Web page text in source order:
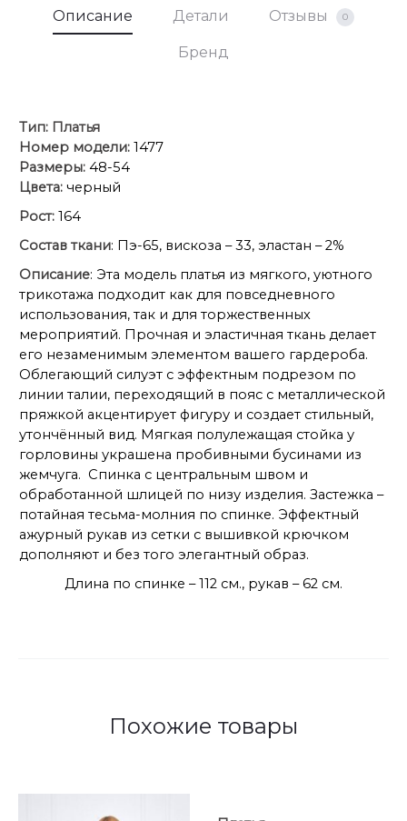
Описание Детали Отзывы 0
Бренд
Тип: Платья
Номер модели: 1477
Размеры: 48-54
Цвета: черный
Рост: 164
Состав ткани: Пэ-65, вискоза – 33, эластан – 2%
Описание: Эта модель платья из мягкого, уютного
трикотажа подходит как для повседневного
использования, так и для торжественных
мероприятий. Прочная и эластичная ткань делает
его незаменимым элементом вашего гардероба.
Облегающий силуэт с эффектным подрезом по
линии талии, переходящий в пояс с металлической
пряжкой акцентирует фигуру и создает стильный,
утончённый вид. Мягкая полулежащая стойка у
горловины украшена пробивными бусинами из
жемчуга. Спинка с центральным швом и
обработанной шлицей по низу изделия. Застежка –
потайная тесьма-молния по спинке. Эффектный
ажурный рукав из сетки с вышивкой крючком
дополняют и без того элегантный образ.
Длина по спинке – 112 см., рукав – 62 см.
Похожие товары